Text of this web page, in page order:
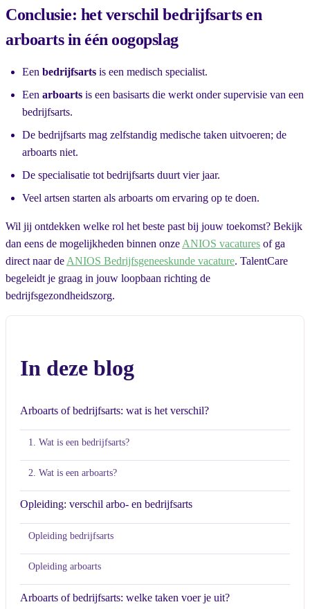
Conclusie: het verschil bedrijfsarts en
arboarts in één oogopslag
Een bedrijfsarts is een medisch specialist.
Een arboarts is een basisarts die werkt onder supervisie van een
bedrijfsarts.
De bedrijfsarts mag zelfstandig medische taken uitvoeren; de
arboarts niet.
De specialisatie tot bedrijfsarts duurt vier jaar.
Veel artsen starten als arboarts om ervaring op te doen.
Wil jij ontdekken welke rol het beste past bij jouw toekomst? Bekijk
dan eens de mogelijkheden binnen onze ANIOS vacatures of ga
direct naar de ANIOS Bedrijfsgeneeskunde vacature. TalentCare
begeleidt je graag in jouw loopbaan richting de
bedrijfsgezondheidszorg.
In deze blog
Arboarts of bedrijfsarts: wat is het verschil?
1. Wat is een bedrijfsarts?
2. Wat is een arboarts?
Opleiding: verschil arbo- en bedrijfsarts
Opleiding bedrijfsarts
Opleiding arboarts
Arboarts of bedrijfsarts: welke taken voer je uit?